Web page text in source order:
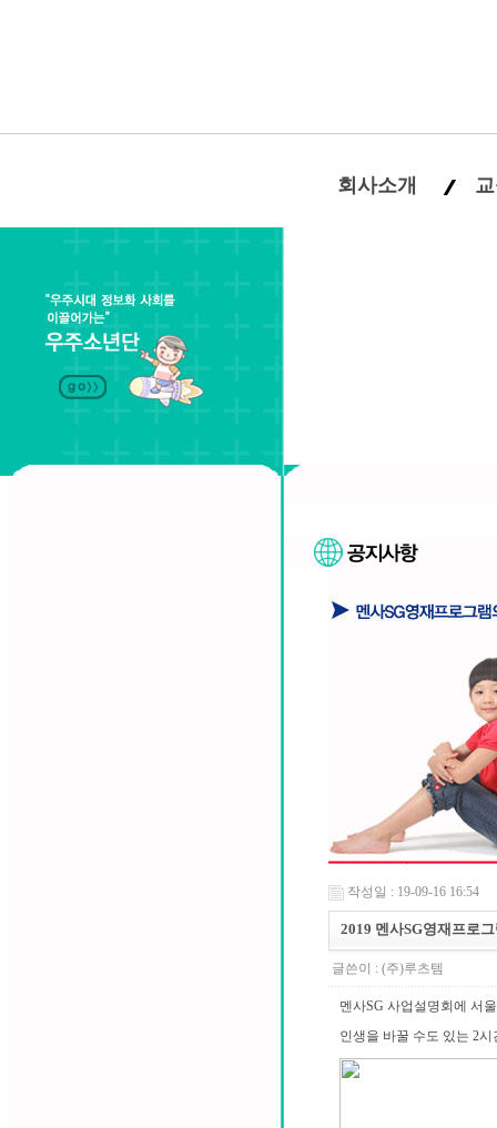
회사소개
작성일 : 19-09-16 16:54
2019 멘사SG영재프로
글쓴이 : (주)루츠템
멘사SG 사업설명회에 서
인생을 바꿀 수도 있는 2